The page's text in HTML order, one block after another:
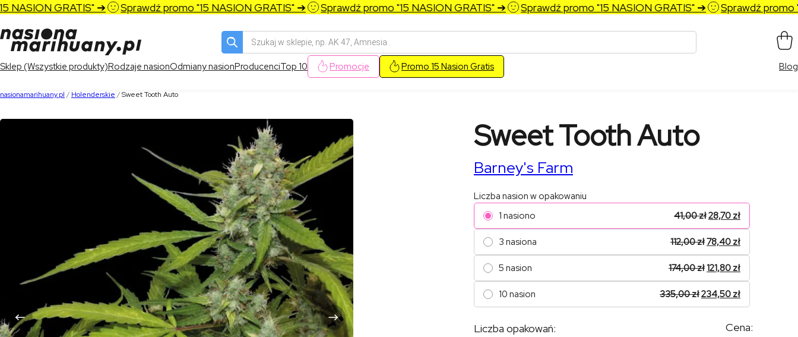
GRATIS" ➔ Sprawdź promo "15 NASION GRATIS" ➔ Sprawdź promo "15 NASION GRATIS" ➔ Sprawdź promo "15 NASION GRATIS" ➔ Sprawdź promo "15
Wyszukiwarka
produktów
Sklep (Wszystkie produkty)Rodzaje nasionOdmiany nasionProducenciTop 10 Promocje Promo 15 Nasion Gratis Blog
nasionamarihuany.pl / Holenderskie /Sweet Tooth Auto
Sweet Tooth Auto
Barney's Farm
Liczba nasion w opakowaniu
1 nasiono
41,00zł28,70 zł
3 nasiona 112,00zł78,40 zł
5 nasion 174,00zł121,80 zł
10 nasion 335,00zł234,50 zł
Liczba opakowań:
Cena: